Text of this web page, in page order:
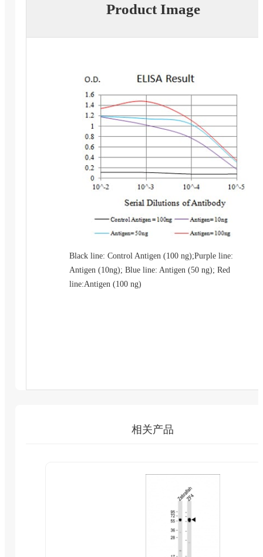
Product Image
Black line: Control Antigen (100 ng);Purple line:
Antigen (10ng); Blue line: Antigen (50 ng); Red
line:Antigen (100 ng)
相关产品